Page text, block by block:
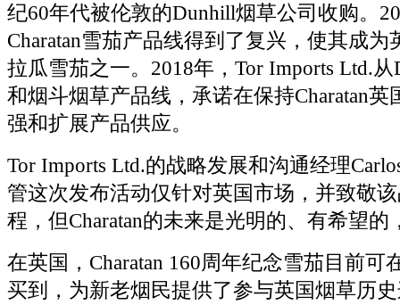
纪60年代被伦敦的Dunhill烟草公司收购。
Charatan雪茄产品线得到了复兴，使其成
拉瓜雪茄之一。2018年，Tor Imports Ltd.
和烟斗烟草产品线，承诺在保持Charatan英
强和扩展产品供应。
Tor Imports Ltd.的战略发展和沟通经理
管这次发布活动仅针对英国市场，并致敬
程，但Charatan的未来是光明的、有希望的
在英国，Charatan 160周年纪念雪茄目前可
买到，为新老烟民提供了参与英国烟草历